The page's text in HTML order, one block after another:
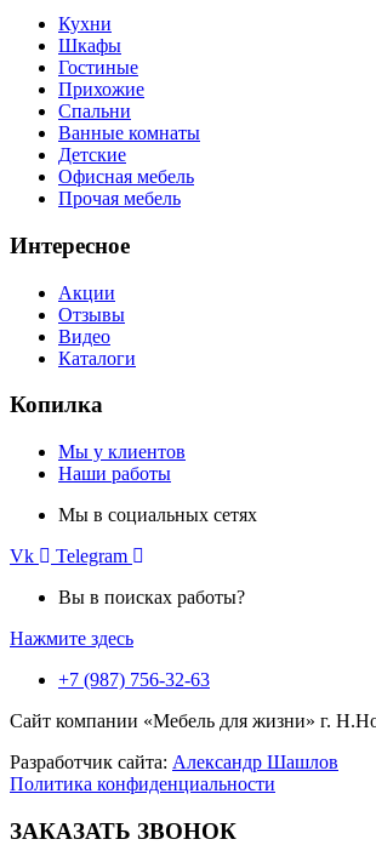
Кухни
Шкафы
Гостиные
Прихожие
Спальни
Ванные комнаты
Детские
Офисная мебель
Прочая мебель
Интересное
Акции
Отзывы
Видео
Каталоги
Копилка
Мы у клиентов
Наши работы
Мы в социальных сетях
Vk
Telegram
Вы в поисках работы?
Нажмите здесь
+7 (987) 756-32-63
Сайт компании «Мебель для жизни» г.
Разработчик сайта: Александр Шашлов
Политика конфиденциальности
ЗАКАЗАТЬ ЗВОНОК